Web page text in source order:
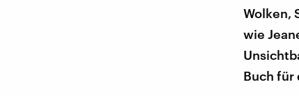
Wolken,
wie
Buch für